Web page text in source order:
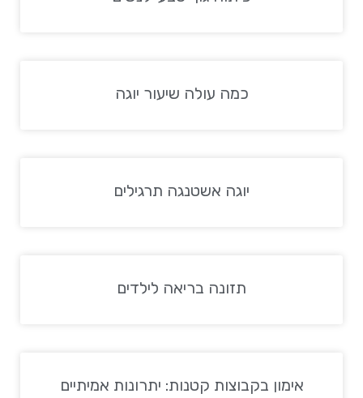
כמה עולה שיעור יוגה
יוגה אשטנגה תרגילים
תזונה בריאה לילדים
אימון בקבוצות קטנות: יתרונות אמיתיים